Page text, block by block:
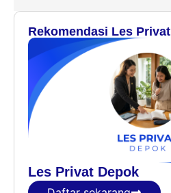
Rekomendasi Les Privat
Les Privat Depok